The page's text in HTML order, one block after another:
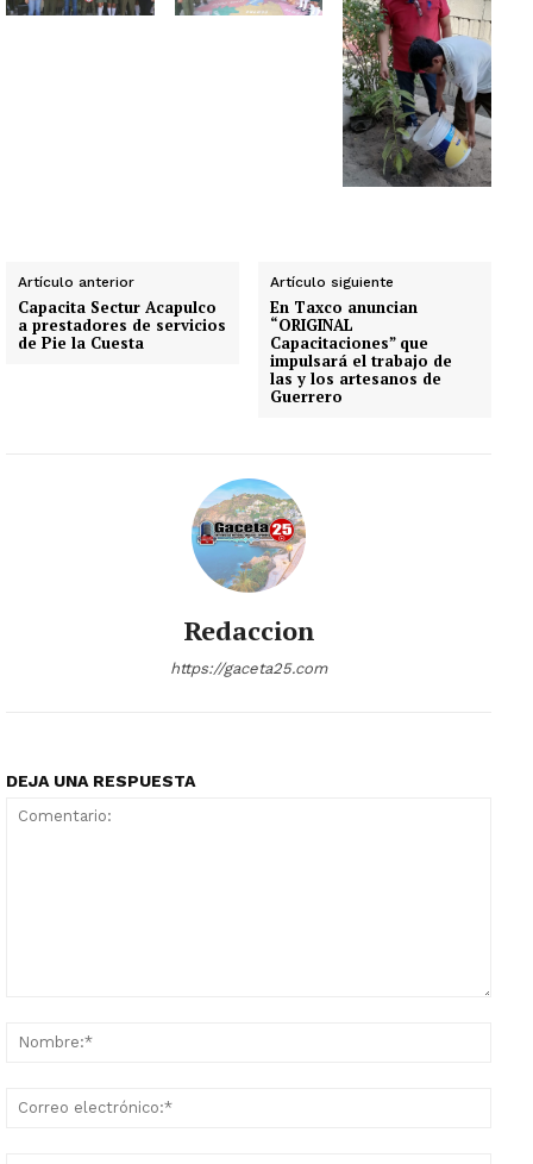
Artículo anterior
Capacita Sectur Acapulco
a prestadores de servicios
de Pie la Cuesta
Artículo siguiente
En Taxco anuncian
“ORIGINAL
Capacitaciones” que
impulsará el trabajo de
las y los artesanos de
Guerrero
Redaccion
https://gaceta25.com
DEJA UNA RESPUESTA